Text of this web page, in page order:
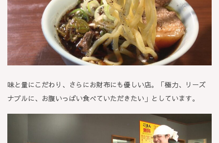
味と量にこだわり、さらにお財布にも優しい店。「極力、リーズ
ナブルに、お腹いっぱい食べていただきたい」としています。